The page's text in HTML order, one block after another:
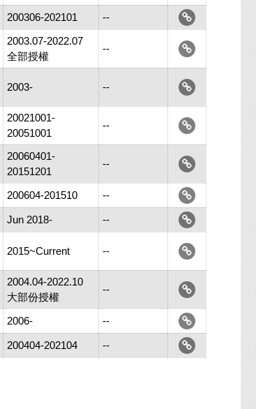
200306-202101 --
2003.07-2022.07
全部授權
--
2003- --
20021001-
20051001
--
20060401-
20151201
--
200604-201510 --
Jun 2018- --
2015~Current --
2004.04-2022.10
大部份授權
--
2006- --
200404-202104 --